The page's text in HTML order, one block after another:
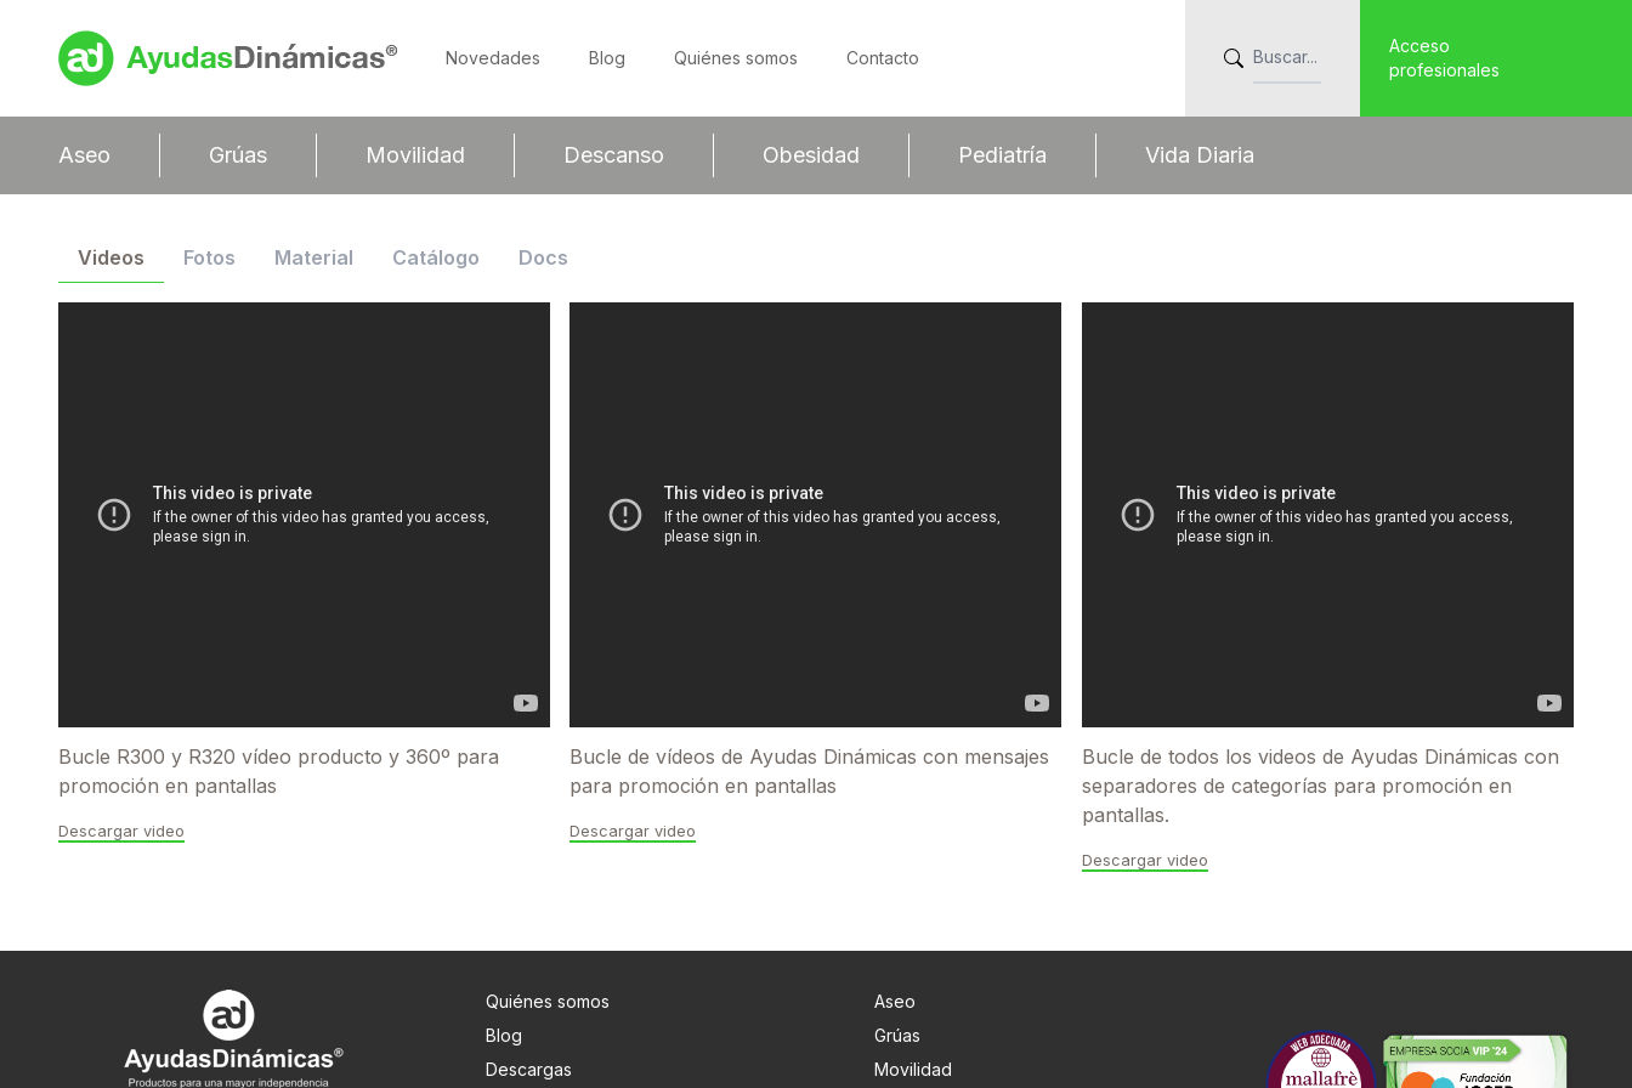
Novedades Blog Quiénes somos Contacto
Acceso
profesionales
Aseo Grúas Movilidad Descanso Obesidad Pediatría Vida Diaria
Videos Fotos Material Catálogo Docs
Bucle R300 y R320 vídeo producto y 360º para
promoción en pantallas
Descargar video
Bucle de vídeos de Ayudas Dinámicas con mensajes
para promoción en pantallas
Descargar video
Bucle de todos los videos de Ayudas Dinámicas con
separadores de categorías para promoción en
pantallas.
Descargar video
Quiénes somos
Blog
Descargas
Aseo
Grúas
Movilidad